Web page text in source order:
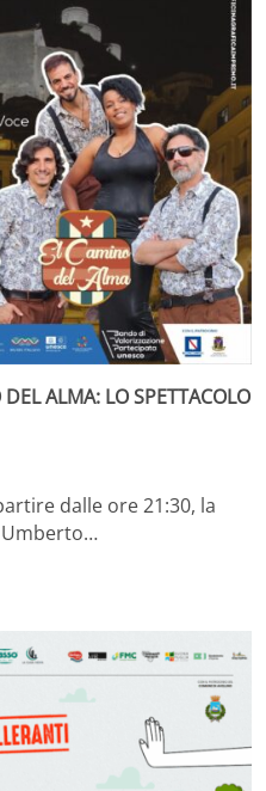
ALMA: LO SPETTACOLO
dalle ore 21:30, la
Umberto…